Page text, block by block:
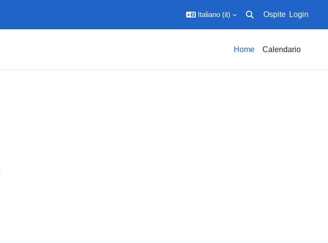
Italiano ‎(it)‎
Attiva/disattiva input di
Ospite Login
Home Calendario